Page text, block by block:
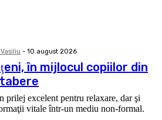
- 10 august 2026
în mijlocul copiilor din
prilej excelent pentru relaxare, dar şi
vitale într-un mediu non-formal.